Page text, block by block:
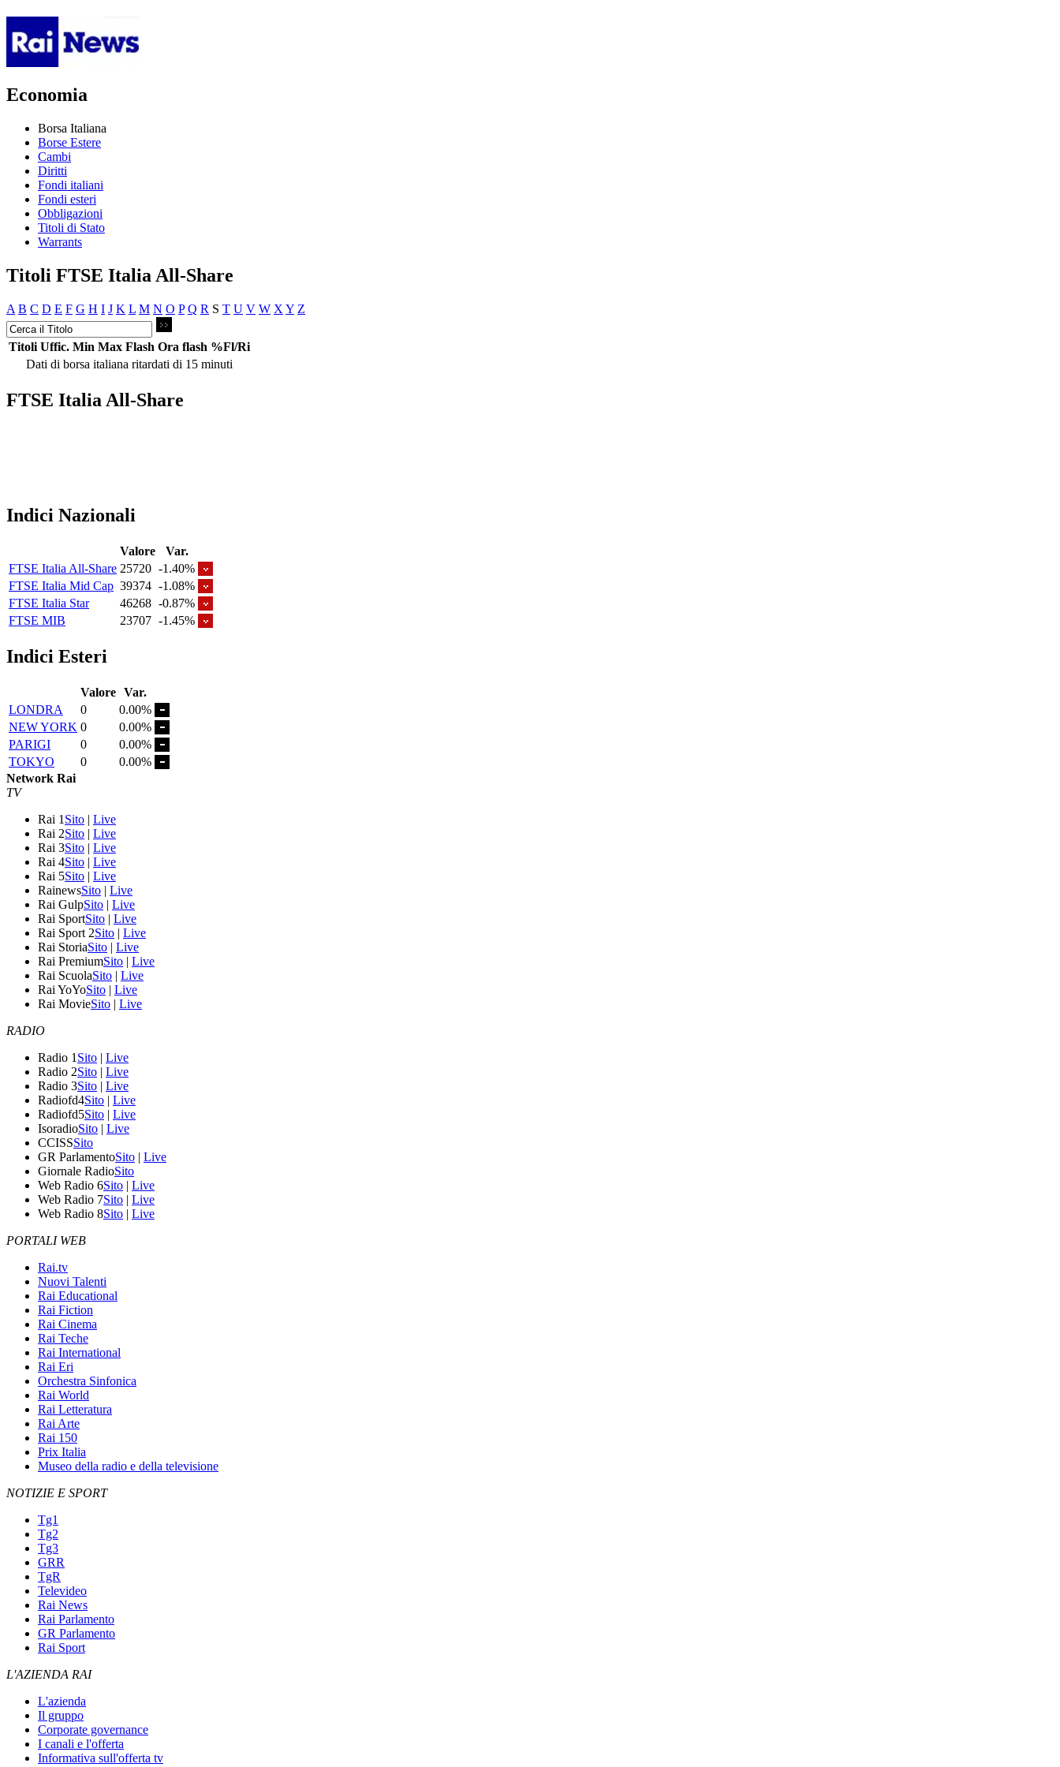
Economia
Borsa Italiana
Borse Estere
Cambi
Diritti
Fondi italiani
Fondi esteri
Obbligazioni
Titoli di Stato
Warrants
Titoli FTSE Italia All-Share
A B C D E F G H I J K L M N O P Q R S T U V W X Y Z
Titoli Uffic. Min Max Flash Ora flash %Fl/Ri
Dati di borsa italiana ritardati di 15 minuti
FTSE Italia All-Share
Indici Nazionali
Valore
Var.
FTSE Italia All-Share 25720 -1.40%
FTSE Italia Mid Cap 39374 -1.08%
FTSE Italia Star
46268 -0.87%
FTSE MIB
23707 -1.45%
Indici Esteri
Valore Var.
LONDRA
0
0.00%
NEW YORK 0
0.00%
PARIGI
0
0.00%
TOKYO
0
0.00%
Network Rai
TV
Rai 1 Sito | Live
Rai 2Sito | Live
Rai 3Sito | Live
Rai 4Sito | Live
Rai 5Sito | Live
RainewsSito | Live
Rai GulpSito | Live
Rai SportSito | Live
Rai Sport 2Sito | Live
Rai StoriaSito | Live
Rai PremiumSito | Live
Rai ScuolaSito | Live
Rai YoYoSito | Live
Rai MovieSito | Live
RADIO
Radio 1 Sito | Live
Radio 2Sito | Live
Radio 3Sito | Live
Radiofd4Sito | Live
Radiofd5Sito | Live
IsoradioSito | Live
CCISSSito
GR ParlamentoSito | Live
Giornale RadioSito
Web Radio 6Sito | Live
Web Radio 7Sito | Live
Web Radio 8Sito | Live
PORTALI WEB
Rai.tv
Nuovi Talenti
Rai Educational
Rai Fiction
Rai Cinema
Rai Teche
Rai International
Rai Eri
Orchestra Sinfonica
Rai World
Rai Letteratura
Rai Arte
Rai 150
Prix Italia
Museo della radio e della televisione
NOTIZIE E SPORT
Tg1
Tg2
Tg3
GRR
TgR
Televideo
Rai News
Rai Parlamento
GR Parlamento
Rai Sport
L'AZIENDA RAI
L'azienda
Il gruppo
Corporate governance
I canali e l'offerta
Informativa sull'offerta tv